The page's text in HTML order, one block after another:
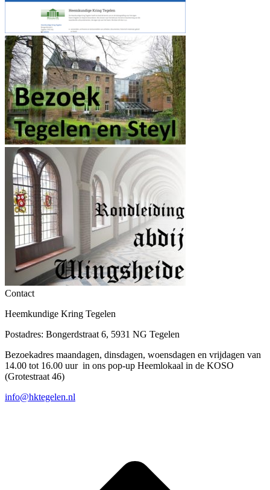
Contact
Heemkundige Kring Tegelen
Postadres: Bongerdstraat 6, 5931 NG Tegelen
Bezoekadres maandagen, dinsdagen, woensdagen en vrijdagen van
14.00 tot 16.00 uur in ons pop-up Heemlokaal in de KOSO
(Grotestraat 46)
info@hktegelen.nl